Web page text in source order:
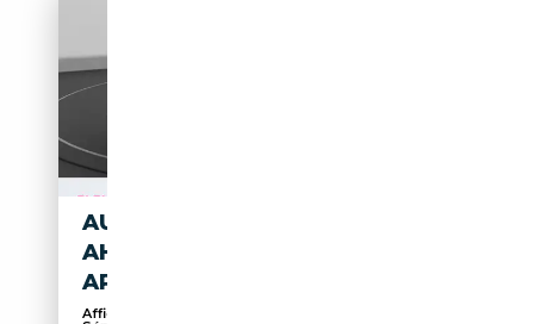
AUDI Q8 E-TRON 55 QUATTRO
AHK+HEADUP+LM20+MATRIX+
APS-PLUS+CARPLA
Affichage tête haute, Attache remorque,